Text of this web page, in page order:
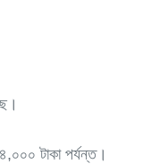
টাকা পর্যন্ত।